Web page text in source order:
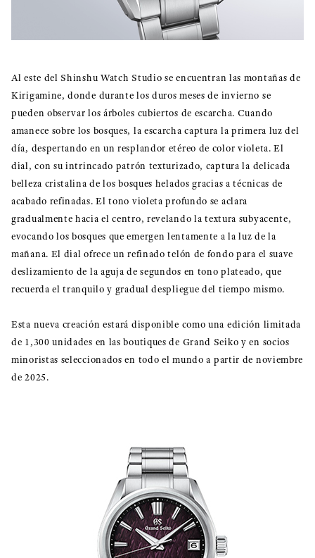
Al este del Shinshu Watch Studio se encuentran las montañas de
Kirigamine, donde durante los duros meses de invierno se
pueden observar los árboles cubiertos de escarcha. Cuando
amanece sobre los bosques, la escarcha captura la primera luz del
día, despertando en un resplandor etéreo de color violeta. El
dial, con su intrincado patrón texturizado, captura la delicada
belleza cristalina de los bosques helados gracias a técnicas de
acabado refinadas. El tono violeta profundo se aclara
gradualmente hacia el centro, revelando la textura subyacente,
evocando los bosques que emergen lentamente a la luz de la
mañana. El dial ofrece un refinado telón de fondo para el suave
deslizamiento de la aguja de segundos en tono plateado, que
recuerda el tranquilo y gradual despliegue del tiempo mismo.
Esta nueva creación estará disponible como una edición limitada
de 1,300 unidades en las boutiques de Grand Seiko y en socios
minoristas seleccionados en todo el mundo a partir de noviembre
de 2025.